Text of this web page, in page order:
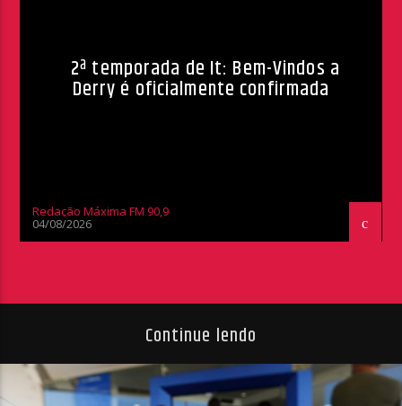
2ª temporada de It: Bem-Vindos a
Derry é oficialmente confirmada
Redação Máxima FM 90,9
04/08/2026
Continue lendo